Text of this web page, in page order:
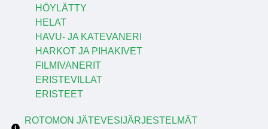
HÖYLÄTTY
HELAT
HAVU- JA KATEVANERI
HARKOT JA PIHAKIVET
FILMIVANERIT
ERISTEVILLAT
ERISTEET
ROTOMON JÄTEVESIJÄRJESTELMÄT